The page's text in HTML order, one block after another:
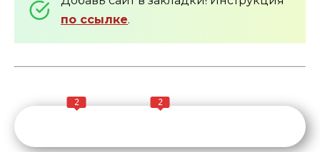
по ссылке.
2 2